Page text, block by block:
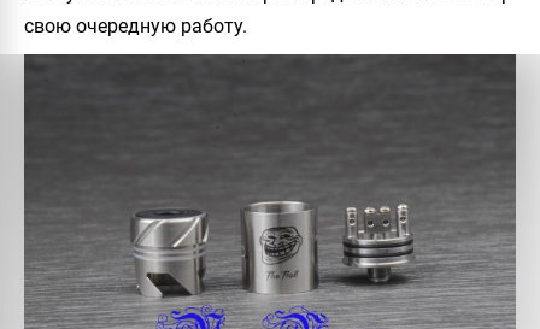
свою очередную работу.